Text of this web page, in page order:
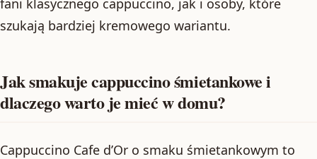
fani klasycznego cappuccino, jak i osoby, które
szukają bardziej kremowego wariantu.
Jak smakuje cappuccino śmietankowe i
dlaczego warto je mieć w domu?
Cappuccino Cafe d’Or o smaku śmietankowym to